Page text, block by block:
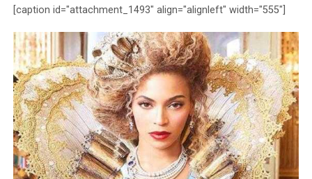
[caption id="attachment_1493" align="alignleft" width="555"]